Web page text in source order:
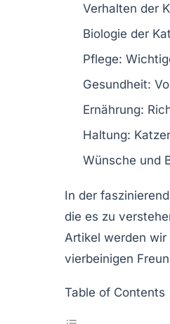
Verhalten der
Biologie der
Pflege:
Gesundheit:
Ernährung:
Haltung:
Wünsche und
In der
die es zu
Artikel werden
vierbeinigen
Table of Contents